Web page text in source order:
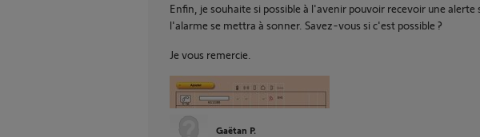
Enfin, je souhaite si possible à l'avenir pouvoir recevoir une
l'alarme se mettra à sonner. Savez-vous si c'est possible ?
Je vous remercie.
Gaëtan P.